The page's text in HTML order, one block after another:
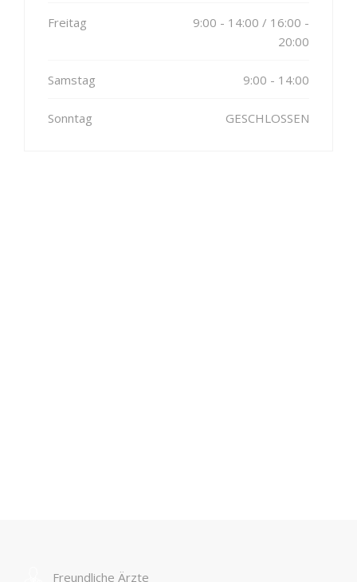
Freitag
9:00 - 14:00 / 16:00 -
20:00
Samstag 9:00 - 14:00
Sonntag GESCHLOSSEN
Freundliche Ärzte